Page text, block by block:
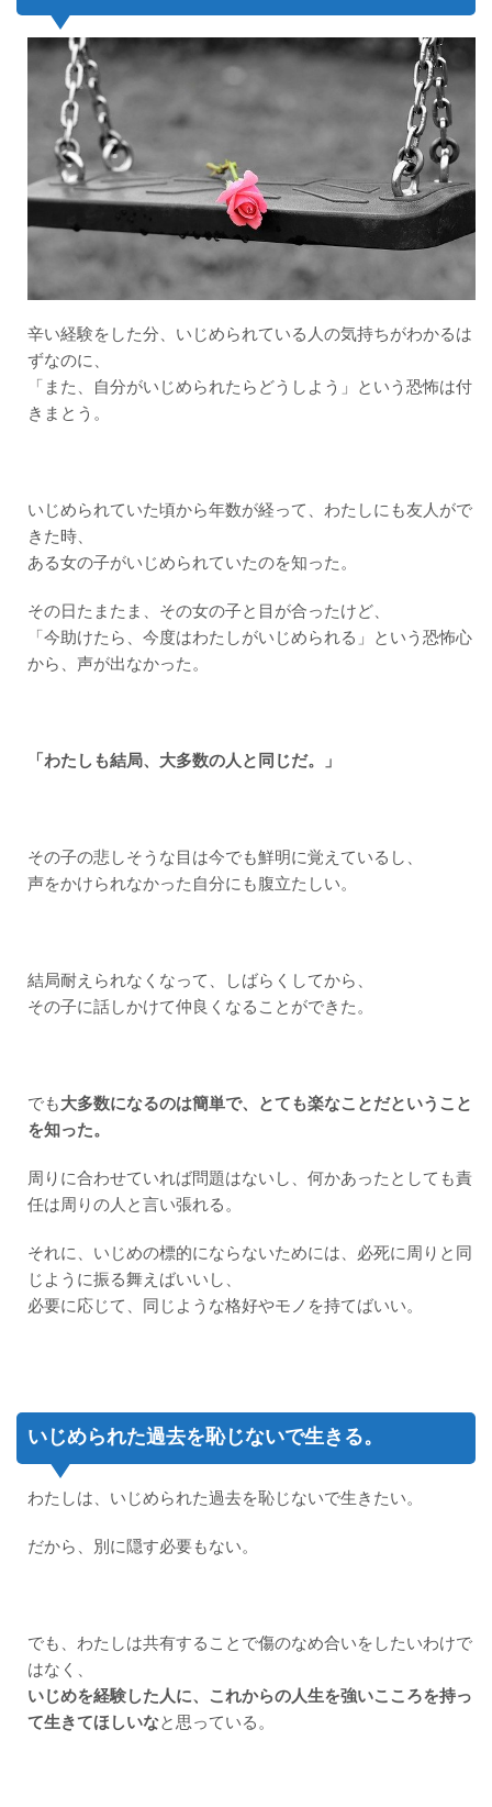
辛い経験をした分、いじめられている人の気持ちがわかるは
ずなのに、
「また、自分がいじめられたらどうしよう」という恐怖は付
きまとう。
いじめられていた頃から年数が経って、わたしにも友人がで
きた時、
ある女の子がいじめられていたのを知った。
その日たまたま、その女の子と目が合ったけど、
「今助けたら、今度はわたしがいじめられる」という恐怖心
から、声が出なかった。
「わたしも結局、大多数の人と同じだ。」
その子の悲しそうな目は今でも鮮明に覚えているし、
声をかけられなかった自分にも腹立たしい。
結局耐えられなくなって、しばらくしてから、
その子に話しかけて仲良くなることができた。
でも 大多数になるのは簡単で、とても楽なことだということ
を知った。
周りに合わせていれば問題はないし、何かあったとしても責
任は周りの人と言い張れる。
それに、いじめの標的にならないためには、必死に周りと同
じように振る舞えばいいし、
必要に応じて、同じような格好やモノを持てばいい。
いじめられた過去を恥じないで生きる。
わたしは、いじめられた過去を恥じないで生きたい。
だから、別に隠す必要もない。
でも、わたしは共有することで傷のなめ合いをしたいわけで
はなく、
いじめを経験した人に、これからの人生を強いこころを持っ
て生きてほしいなと思っている。